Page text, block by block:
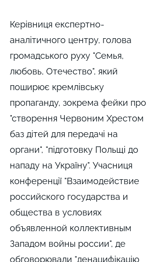
Керівниця експертно-
аналітичного центру, голова
громадського руху "Семья,
любовь, Отечество", який
поширює кремлівську
пропаганду, зокрема фейки про
"створення Червоним Хрестом
баз дітей для передачі на
органи", "підготовку Польщі до
нападу на Україну". Учасниця
конференції "Взаимодействие
российского государства и
общества в условиях
объявленной коллективным
Западом войны россии", де
обговорювали "денацифікацію